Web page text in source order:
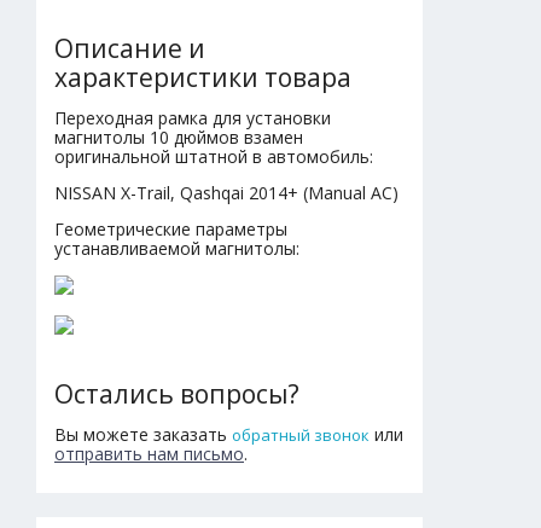
Описание и
характеристики товара
Переходная рамка для установки
магнитолы 10 дюймов взамен
оригинальной штатной в автомобиль:
NISSAN X-Trail, Qashqai 2014+ (Manual AC)
Геометрические параметры
устанавливаемой магнитолы:
Остались вопросы?
Вы можете заказать обратный звонок или
отправить нам письмо.